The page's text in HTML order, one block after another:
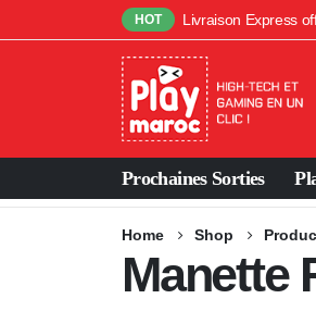
HOT Livraison Express
Prochaines Sorties
Home Shop
Manette